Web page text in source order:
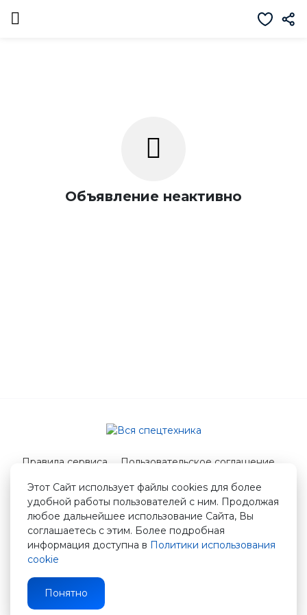
Объявление неактивно
Этот Сайт использует файлы cookies для более
удобной работы пользователей с ним. Продолжая
любое дальнейшее использование Сайта, Вы
соглашаетесь с этим. Более подробная
информация доступна в Политики использования
cookie
Понятно
Правила сервиса
Пользовательское соглашение
© 2026 Вся спецтехника
info@vstshop.ru